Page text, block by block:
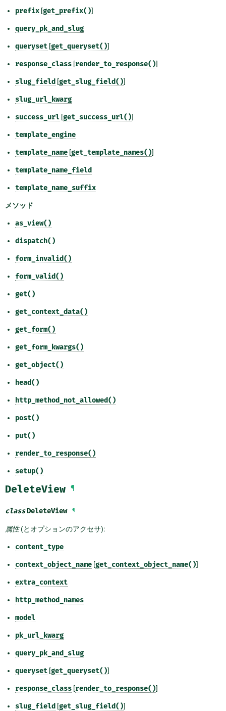
prefix [get_prefix()]
query_pk_and_slug
queryset [get_queryset()]
response_class [render_to_response()]
slug_field [get_slug_field()]
slug_url_kwarg
success_url [get_success_url()]
template_engine
template_name [get_template_names()]
template_name_field
template_name_suffix
メソッド
as_view()
dispatch()
form_invalid()
form_valid()
get()
get_context_data()
get_form()
get_form_kwargs()
get_object()
head()
http_method_not_allowed()
post()
put()
render_to_response()
setup()
DeleteView ¶
classDeleteView ¶
属性(とオプションのアクセサ):
content_type
context_object_name [get_context_object_name()]
extra_context
http_method_names
model
pk_url_kwarg
query_pk_and_slug
queryset [get_queryset()]
response_class [render_to_response()]
slug_field [get_slug_field()]